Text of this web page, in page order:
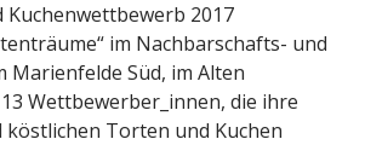
2017
im Nachbarschafts- und
Marienfelde Süd, im Alten
Wettbewerber_innen, die ihre
Torten und Kuchen